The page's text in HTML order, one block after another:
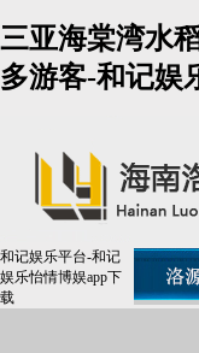
三亚海棠湾水
多游客-和记娱
和记娱乐平台-和记
娱乐怡情博娱app下
载